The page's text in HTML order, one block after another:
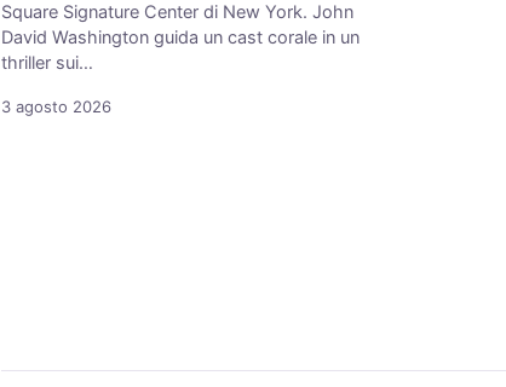
Square Signature Center di New York. John
David Washington guida un cast corale in un
thriller sui…
3 agosto 2026